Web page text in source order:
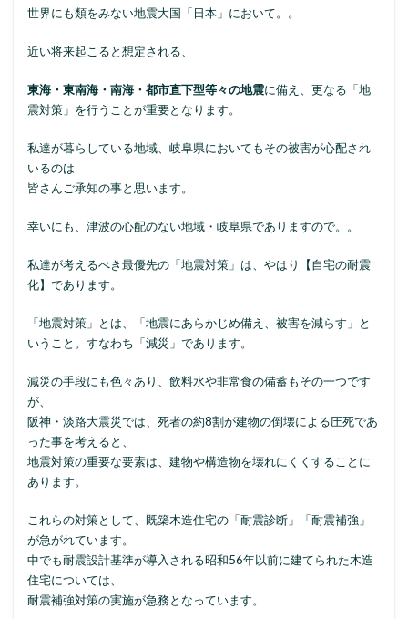
世界にも類をみない地震大国「日本」において。。
近い将来起こると想定される、
東海・東南海・南海・都市直下型等々の地震に備え、更なる「地
震対策」を行うことが重要となります。
私達が暮らしている地域、岐阜県においてもその被害が心配され
いるのは
皆さんご承知の事と思います。
幸いにも、津波の心配のない地域・岐阜県でありますので。。
私達が考えるべき最優先の「地震対策」は、やはり【自宅の耐震
化】であります。
「地震対策」とは、「地震にあらかじめ備え、被害を減らす」と
いうこと。すなわち「減災」であります。
減災の手段にも色々あり、飲料水や非常食の備蓄もその一つです
が、
阪神・淡路大震災では、死者の約8割が建物の倒壊による圧死であ
った事を考えると、
地震対策の重要な要素は、建物や構造物を壊れにくくすることに
あります。
これらの対策として、既築木造住宅の「耐震診断」「耐震補強」
が急がれています。
中でも耐震設計基準が導入される昭和56年以前に建てられた木造
住宅については、
耐震補強対策の実施が急務となっています。